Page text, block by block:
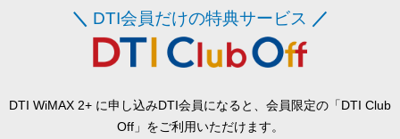
＼ DTI会員だけの特典サービス ／
DTI WiMAX 2+ に申し込みDTI会員になると、会員限定の「DTI Club
Off」をご利用いただけます。